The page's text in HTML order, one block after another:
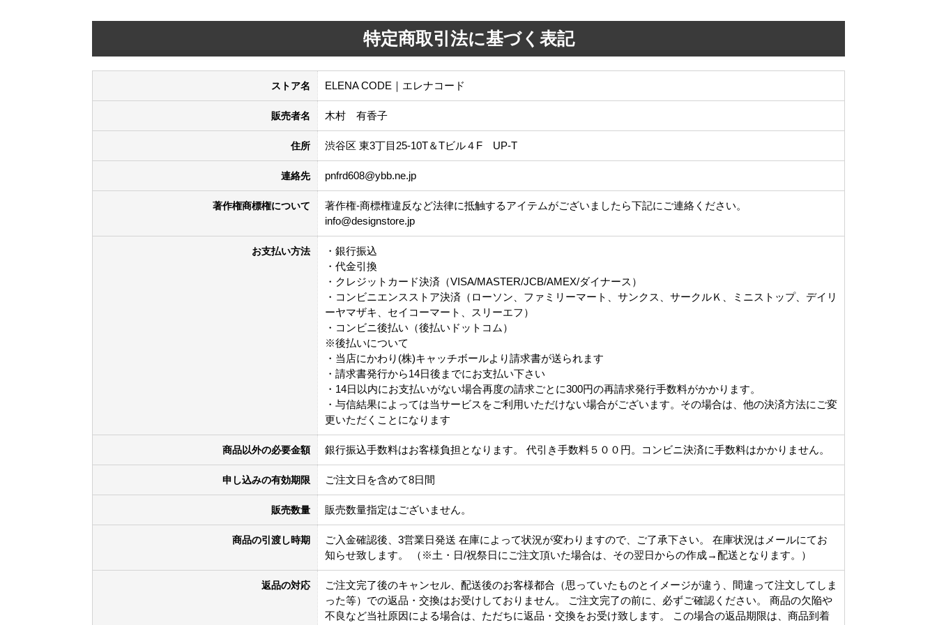
特定商取引法に基づく表記
ストア名 ELENA CODE｜エレナコード
販売者名 木村 有香子
住所 渋谷区 東3丁目25-10T＆Tビル４F UP-T
連絡先 pnfrd608@ybb.ne.jp
著作権商標権について
著作権-商標権違反など法律に抵触するアイテムがございましたら下記にご連絡ください。
info@designstore.jp
お支払い方法
・銀行振込
・代金引換
・クレジットカード決済（VISA/MASTER/JCB/AMEX/ダイナース）
・コンビニエンスストア決済（ローソン、ファミリーマート、サンクス、サークルＫ、ミニストップ、デイリ
ーヤマザキ、セイコーマート、スリーエフ）
・コンビニ後払い（後払いドットコム）
※後払いについて
・当店にかわり(株)キャッチボールより請求書が送られます
・請求書発行から14日後までにお支払い下さい
・14日以内にお支払いがない場合再度の請求ごとに300円の再請求発行手数料がかかります。
・与信結果によっては当サービスをご利用いただけない場合がございます。その場合は、他の決済方法にご変
更いただくことになります
商品以外の必要金額 銀行振込手数料はお客様負担となります。 代引き手数料５００円。コンビニ決済に手数料はかかりません。
申し込みの有効期限 ご注文日を含めて8日間
販売数量 販売数量指定はございません。
商品の引渡し時期
ご入金確認後、3営業日発送 在庫によって状況が変わりますので、ご了承下さい。 在庫状況はメールにてお
知らせ致します。 （※土・日/祝祭日にご注文頂いた場合は、その翌日からの作成→配送となります。）
返品の対応
ご注文完了後のキャンセル、配送後のお客様都合（思っていたものとイメージが違う、間違って注文してしま
った等）での返品・交換はお受けしておりません。 ご注文完了の前に、必ずご確認ください。 商品の欠陥や
不良など当社原因による場合は、ただちに返品・交換をお受け致します。 この場合の返品期限は、商品到着